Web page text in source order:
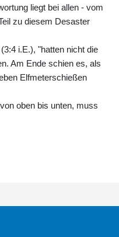
liegt bei allen - vom
zu diesem Desaster
i.E.), "hatten nicht die
Am Ende schien es, als
Elfmeterschießen
oben bis unten, muss